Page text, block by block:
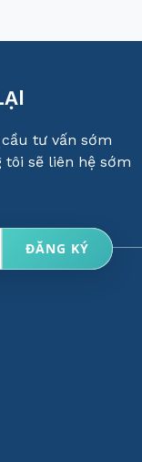
tư vấn sớm
tôi sẽ liên hệ sớm